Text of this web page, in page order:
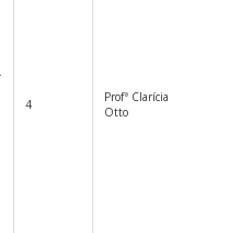
4
Profª Clarícia
Otto